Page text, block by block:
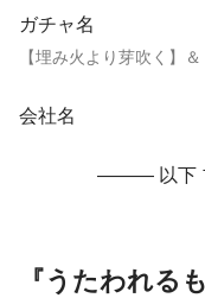
ガチャ名
【埋み火より芽吹く】
会社名
——— 以下
『うたわれる